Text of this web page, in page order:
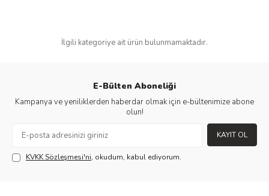
İlgili kategoriye ait ürün bulunmamaktadır.
E-Bülten Aboneliği
Kampanya ve yeniliklerden haberdar olmak için e-bültenimize abone
olun!
KAYIT OL
KVKK Sözleşmesi'ni, okudum, kabul ediyorum.